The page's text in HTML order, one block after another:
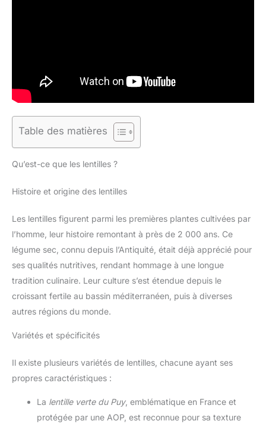
Table des matières
Qu’est-ce que les lentilles ?
Histoire et origine des lentilles
Les lentilles figurent parmi les premières plantes cultivées par
l’homme, leur histoire remontant à près de 2 000 ans. Ce
légume sec, connu depuis l’Antiquité, était déjà apprécié pour
ses qualités nutritives, rendant hommage à une longue
tradition culinaire. Leur culture s’est étendue depuis le
croissant fertile au bassin méditerranéen, puis à diverses
autres régions du monde.
Variétés et spécificités
Il existe plusieurs variétés de lentilles, chacune ayant ses
propres caractéristiques :
La lentille verte du Puy, emblématique en France et
protégée par une AOP, est reconnue pour sa texture